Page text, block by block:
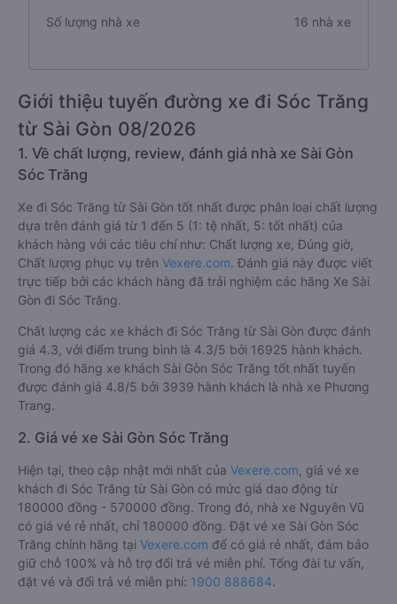
Số lượng nhà xe 16 nhà xe
Giới thiệu tuyến đường xe đi Sóc Trăng
từ Sài Gòn 08/2026
1. Về chất lượng, review, đánh giá nhà xe Sài Gòn
Sóc Trăng
Xe đi Sóc Trăng từ Sài Gòn tốt nhất được phân loại chất lượng
dựa trên đánh giá từ 1 đến 5 (1: tệ nhất, 5: tốt nhất) của
khách hàng với các tiêu chí như: Chất lượng xe, Đúng giờ,
Chất lượng phục vụ trên Vexere.com. Đánh giá này được viết
trực tiếp bởi các khách hàng đã trải nghiệm các hãng Xe Sài
Gòn đi Sóc Trăng.
Chất lượng các xe khách đi Sóc Trăng từ Sài Gòn được đánh
giá 4.3, với điểm trung bình là 4.3/5 bởi 16925 hành khách.
Trong đó hãng xe khách Sài Gòn Sóc Trăng tốt nhất tuyến
được đánh giá 4.8/5 bởi 3939 hành khách là nhà xe Phương
Trang.
2. Giá vé xe Sài Gòn Sóc Trăng
Hiện tại, theo cập nhật mới nhất của Vexere.com , giá vé xe
khách đi Sóc Trăng từ Sài Gòn có mức giá dao động từ
180000 đồng - 570000 đồng. Trong đó, nhà xe Nguyên Vũ
có giá vé rẻ nhất, chỉ 180000 đồng. Đặt vé xe Sài Gòn Sóc
Trăng chính hãng tại Vexere.com để có giá rẻ nhất, đảm bảo
giữ chỗ 100% và hỗ trợ đổi trả vé miễn phí. Tổng đài tư vấn,
đặt vé và đổi trả vé miễn phí: 1900 888684.